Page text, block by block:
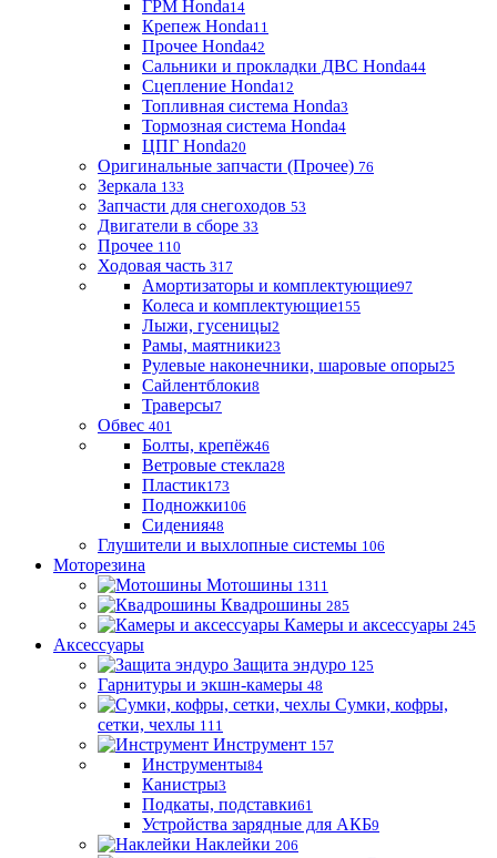
ГРМ Honda14
Крепеж Honda11
Прочее Honda42
Сальники и прокладки ДВС Honda44
Сцепление Honda12
Топливная система Honda3
Тормозная система Honda4
ЦПГ Honda20
Оригинальные запчасти (Прочее) 76
Зеркала 133
Запчасти для снегоходов 53
Двигатели в сборе 33
Прочее 110
Ходовая часть 317
Амортизаторы и комплектующие97
Колеса и комплектующие155
Лыжи, гусеницы2
Рамы, маятники23
Рулевые наконечники, шаровые опоры25
Сайлентблоки8
Траверсы7
Обвес 401
Болты, крепёж46
Ветровые стекла28
Пластик173
Подножки106
Сидения48
Глушители и выхлопные системы 106
Моторезина
Мотошины 1311
Квадрошины 285
Камеры и аксессуары 245
Аксессуары
Защита эндуро 125
Гарнитуры и экшн-камеры 48
Сумки, кофры,
сетки, чехлы 111
Инструмент 157
Инструменты84
Канистры3
Подкаты, подставки61
Устройства зарядные для АКБ9
Наклейки 206